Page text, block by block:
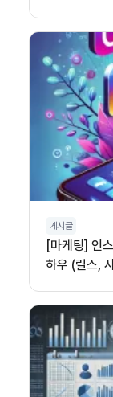
게시글
[마케팅] 인
하우 (릴스,